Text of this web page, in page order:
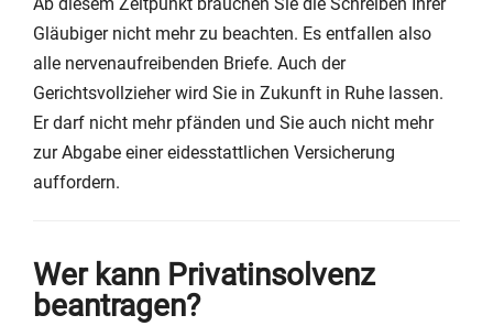
Ab diesem Zeitpunkt brauchen Sie die Schreiben Ihrer
Gläubiger nicht mehr zu beachten. Es entfallen also
alle nervenaufreibenden Briefe. Auch der
Gerichtsvollzieher wird Sie in Zukunft in Ruhe lassen.
Er darf nicht mehr pfänden und Sie auch nicht mehr
zur Abgabe einer eidesstattlichen Versicherung
auffordern.
Wer kann Privatinsolvenz
beantragen?